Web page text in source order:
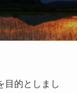
目的としまし